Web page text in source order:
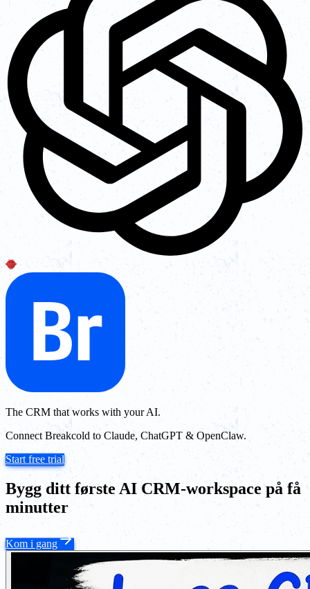
The CRM that works with your AI.
Connect Breakcold to Claude, ChatGPT & OpenClaw.
Start free trial
Bygg ditt første AI CRM-workspace på få
minutter
Kom i gang